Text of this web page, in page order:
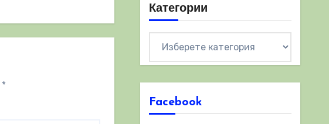
*
Категории
Facebook